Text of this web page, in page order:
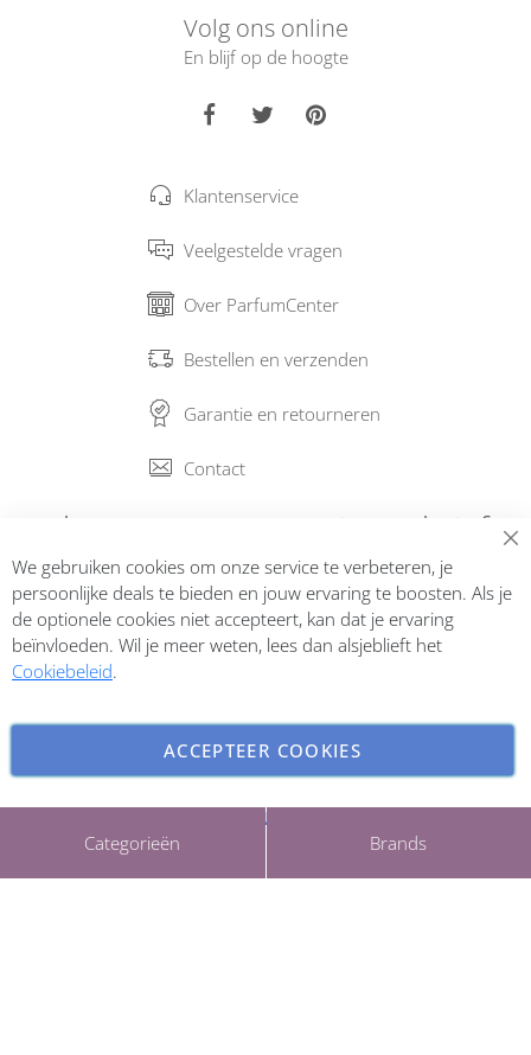
Categorieën Brands
Volg ons online
En blijf op de hoogte
Klantenservice
Veelgestelde vragen
Over ParfumCenter
Bestellen en verzenden
Garantie en retourneren
Contact
Abonneer op onze nieuwsbrief
Inschrijven
Copyright © 2026 ParfumCenter.nl. All rights reserved.
We gebruiken cookies om onze service te verbeteren, je
persoonlijke deals te bieden en jouw ervaring te boosten. Als je
de optionele cookies niet accepteert, kan dat je ervaring
beïnvloeden. Wil je meer weten, lees dan alsjeblieft het
Cookiebeleid.
ACCEPTEER COOKIES
INSTELLINGEN AANPASSEN